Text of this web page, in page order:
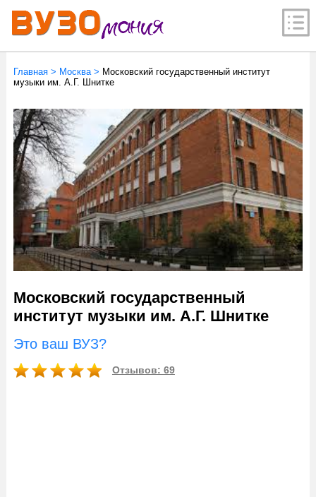
Главная> Москва> Московский государственный институт
музыки им. А.Г. Шнитке
Московский государственный
институт музыки им. А.Г. Шнитке
Это ваш ВУЗ?
Отзывов: 69